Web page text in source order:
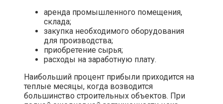
аренда промышленного помещения,
склада;
закупка необходимого оборудования
для производства;
приобретение сырья;
расходы на заработную плату.
Наибольший процент прибыли приходится на
теплые месяцы, когда возводится
большинство строительных объектов. При